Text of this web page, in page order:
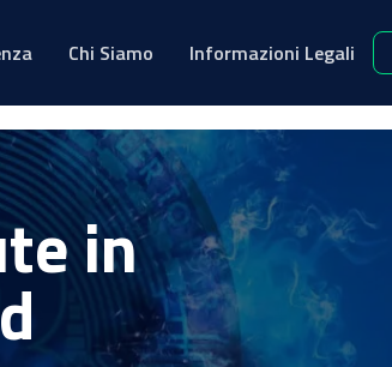
Chi Siamo Informazioni Legali
in